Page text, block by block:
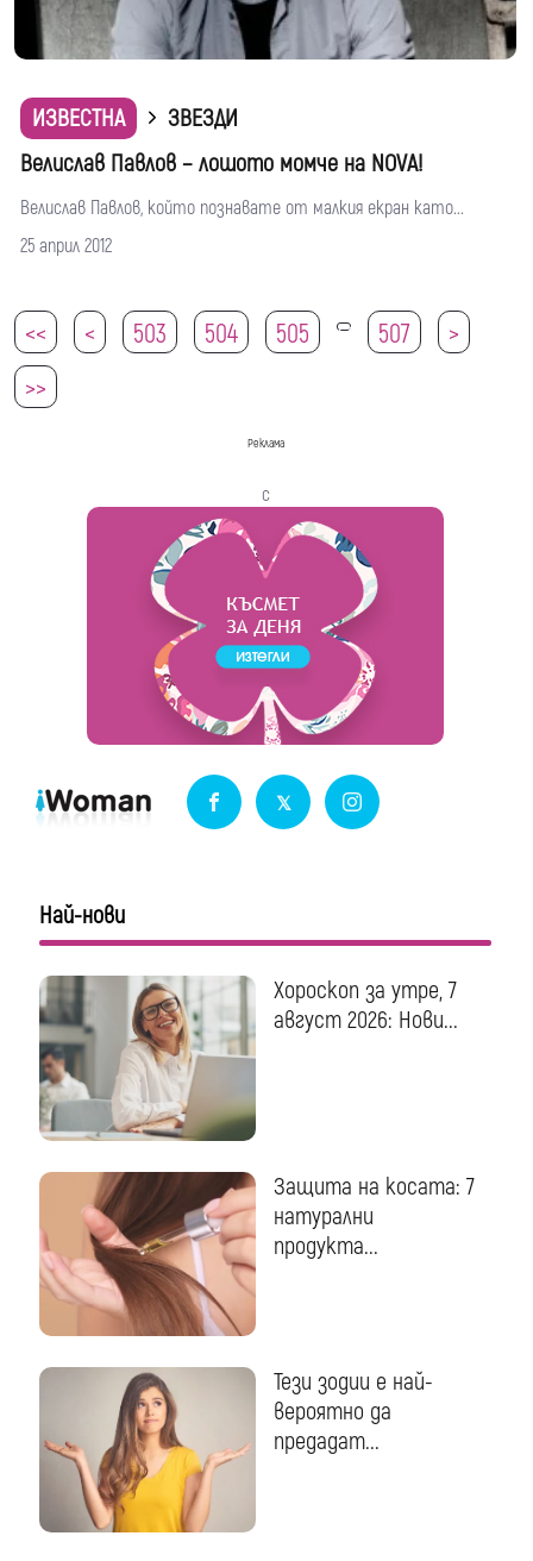
ИЗВЕСТНА
ЗВЕЗДИ
Велислав Павлов – лошото момче на NOVA!
Велислав Павлов, който познавате от малкия екран като...
25 април 2012
<< < 503 504 505 506 507
>
>>
Реклама
с
Най-нови
Хороскоп за утре, 7
август 2026: Нови...
Защита на косата: 7
натурални
продукта...
Тези зодии е най-
вероятно да
предадат...